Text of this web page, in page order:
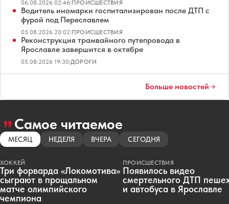
06.08.2026 02:46|ПРОИСШЕСТВИЯ
Водитель иномарки госпитализирован после ДТП с
фурой под Переславлем
05.08.2026 20:02|ПРОИСШЕСТВИЯ
Реконструкция трамвайного путепровода в
Ярославле завершится в октябре
05.08.2026 19:30|ДОРОГИ
Больше новостей
Самое читаемое
МЕСЯЦ НЕДЕЛЯ ВЧЕРА СЕГОДНЯ
ХОККЕЙ
Три форварда «Локомотива»
сыграют в прощальном
матче олимпийского
чемпиона
ПРОИСШЕСТВИЯ
Появилось видео
смертельного ДТП
и автобуса в Ярославле